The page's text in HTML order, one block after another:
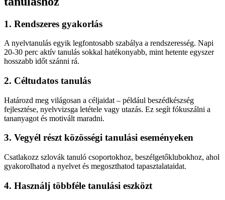
1. Rendszeres gyakorlás
A nyelvtanulás egyik legfontosabb szabálya a rendszeresség. Napi
20-30 perc aktív tanulás sokkal hatékonyabb, mint hetente egyszer
hosszabb időt szánni rá.
2. Céltudatos tanulás
Határozd meg világosan a céljaidat – például beszédkészség
fejlesztése, nyelvvizsga letétele vagy utazás. Ez segít fókuszálni a
tananyagot és motivált maradni.
3. Vegyél részt közösségi tanulási eseményeken
Csatlakozz szlovák tanuló csoportokhoz, beszélgetőklubokhoz, ahol
gyakorolhatod a nyelvet és megoszthatod tapasztalataidat.
4. Használj többféle tanulási eszközt